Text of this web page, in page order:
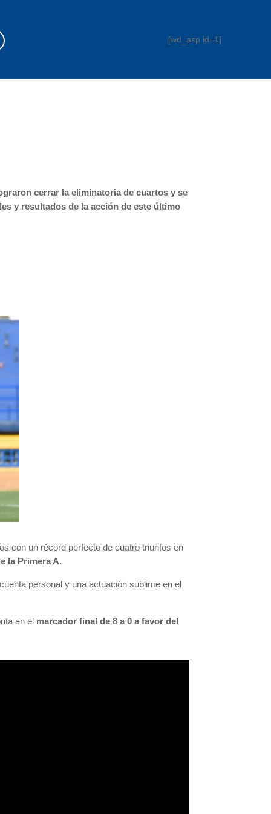
[wd_asp id=1]
cerrar la eliminatoria de cuartos y se
y resultados de la acción de este último
con un récord perfecto de cuatro triunfos en
la Primera A.
personal y una actuación sublime en el
en el marcador final de 8 a 0 a favor del